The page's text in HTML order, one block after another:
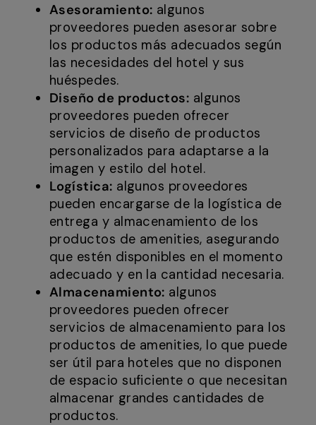
Asesoramiento: algunos
proveedores pueden asesorar sobre
los productos más adecuados según
las necesidades del hotel y sus
huéspedes.
Diseño de productos: algunos
proveedores pueden ofrecer
servicios de diseño de productos
personalizados para adaptarse a la
imagen y estilo del hotel.
Logística: algunos proveedores
pueden encargarse de la logística de
entrega y almacenamiento de los
productos de amenities, asegurando
que estén disponibles en el momento
adecuado y en la cantidad necesaria.
Almacenamiento: algunos
proveedores pueden ofrecer
servicios de almacenamiento para los
productos de amenities, lo que puede
ser útil para hoteles que no disponen
de espacio suficiente o que necesitan
almacenar grandes cantidades de
productos.